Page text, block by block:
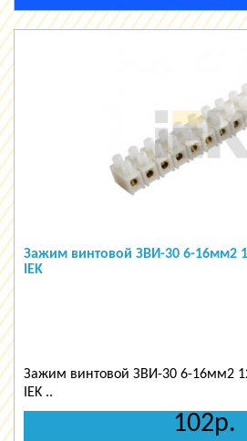
Зажим винтовой ЗВИ-30 6-16мм2
IEK
Зажим винтовой ЗВИ-30 6-16мм2
IEK ..
102р.